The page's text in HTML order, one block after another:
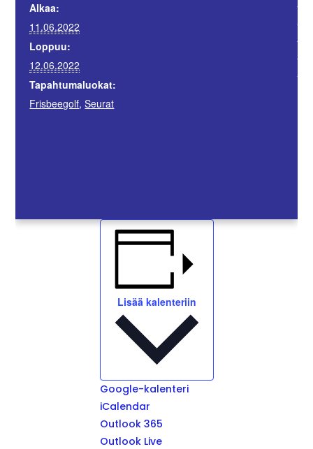
Lisää kalenteriin
Google-kalenteri
iCalendar
Outlook 365
Outlook Live
Alkaa:
11.06.2022
Loppuu:
12.06.2022
Tapahtumaluokat:
Frisbeegolf,Seurat